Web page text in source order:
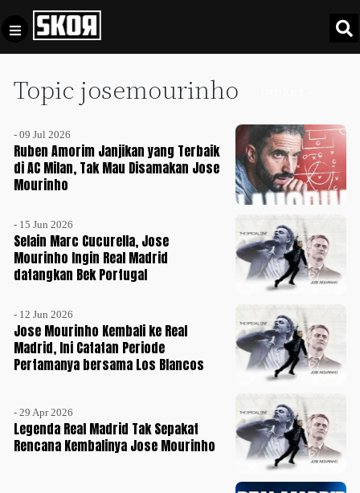
Topic josemourinho
- 09 Jul 2026
Ruben Amorim Janjikan yang Terbaik
di AC Milan, Tak Mau Disamakan Jose
Mourinho
- 15 Jun 2026
Selain Marc Cucurella, Jose
Mourinho Ingin Real Madrid
datangkan Bek Portugal
- 12 Jun 2026
Jose Mourinho Kembali ke Real
Madrid, Ini Catatan Periode
Pertamanya bersama Los Blancos
- 29 Apr 2026
Legenda Real Madrid Tak Sepakat
Rencana Kembalinya Jose Mourinho
Football +
Culture +
Timnas
Indonesia
SPECIAL
Video
Privacy
Pedoman
Pemberitaan
Media
Disclaimer
Tentang
Kami